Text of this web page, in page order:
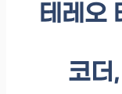
테레오
코